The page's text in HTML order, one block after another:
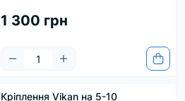
1 300 грн
Кріплення Vikan на 5-10